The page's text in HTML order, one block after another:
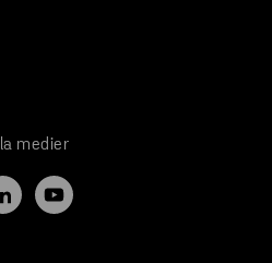
medier